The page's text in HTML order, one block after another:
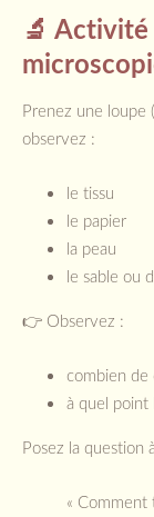
🔬 Activité
Prenez une loupe
observez :
le tissu
le papier
la peau
le sable ou
👉 Observez :
combien de
à quel
Posez la question
« Comment